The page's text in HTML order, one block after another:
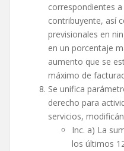
correspondientes
contribuyente, así
previsionales en
en un porcentaje
aumento que se
máximo de
Se unifica
derecho para
servicios,
Inc. a) La
los últimos